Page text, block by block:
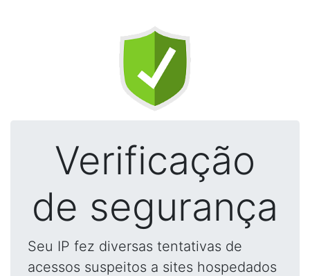
Verificação
de segurança
Seu IP fez diversas tentativas de
acessos suspeitos a sites hospedados